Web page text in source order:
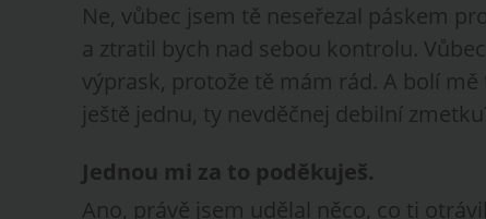
Ne, vůbec jsem tě neseřezal páskem
a ztratil bych nad sebou kontrolu.
výprask, protože tě mám rád. A bolí mě
ještě jednu, ty nevděčnej debilní
Jednou mi za to poděkuješ.
Ano, právě jsem udělal něco, co ti